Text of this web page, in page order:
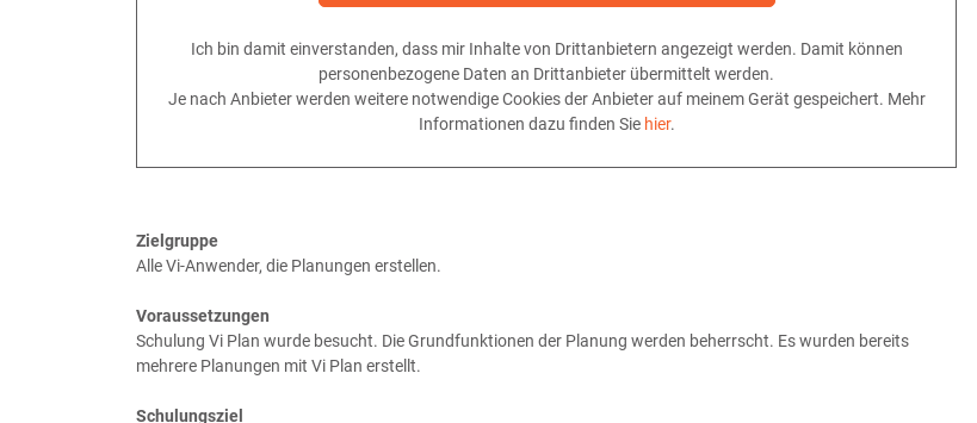
Ich bin damit einverstanden, dass mir Inhalte von Drittanbietern angezeigt werden. Damit können
personenbezogene Daten an Drittanbieter übermittelt werden.
Je nach Anbieter werden weitere notwendige Cookies der Anbieter auf meinem Gerät gespeichert. Mehr
Informationen dazu finden Sie hier.
Zielgruppe
Alle Vi-Anwender, die Planungen erstellen.
Voraussetzungen
Schulung Vi Plan wurde besucht. Die Grundfunktionen der Planung werden beherrscht. Es wurden bereits
mehrere Planungen mit Vi Plan erstellt.
Schulungsziel